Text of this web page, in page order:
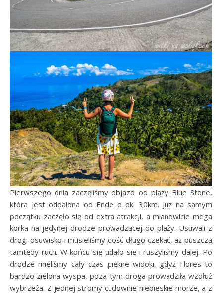
Pierwszego dnia zaczęliśmy objazd od plaży Blue Stone,
która jest oddalona od Ende o ok. 30km. Już na samym
początku zaczęło się od extra atrakcji, a mianowicie mega
korka na jedynej drodze prowadzącej do plaży. Usuwali z
drogi osuwisko i musieliśmy dość długo czekać, aż puszczą
tamtędy ruch. W końcu się udało się i ruszyliśmy dalej. Po
drodze mieliśmy cały czas piękne widoki, gdyż Flores to
bardzo zielona wyspa, poza tym droga prowadziła wzdłuż
wybrzeża. Z jednej stromy cudownie niebieskie morze, a z